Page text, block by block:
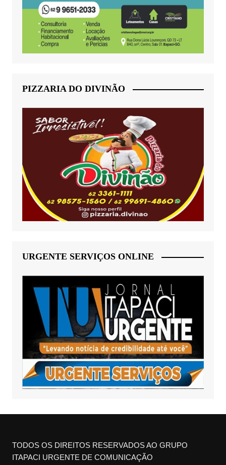
PIZZARIA DO DIVINÃO
URGENTE SERVIÇOS ONLINE
TODOS OS DIREITOS RESERVADOS AO GRUPO
ITAPACI URGENTE DE COMUNICAÇÃO